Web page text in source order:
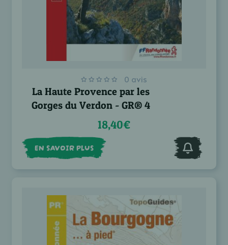
0 avis
La Haute Provence par les
Gorges du Verdon - GR® 4
18,40€
EN SAVOIR PLUS